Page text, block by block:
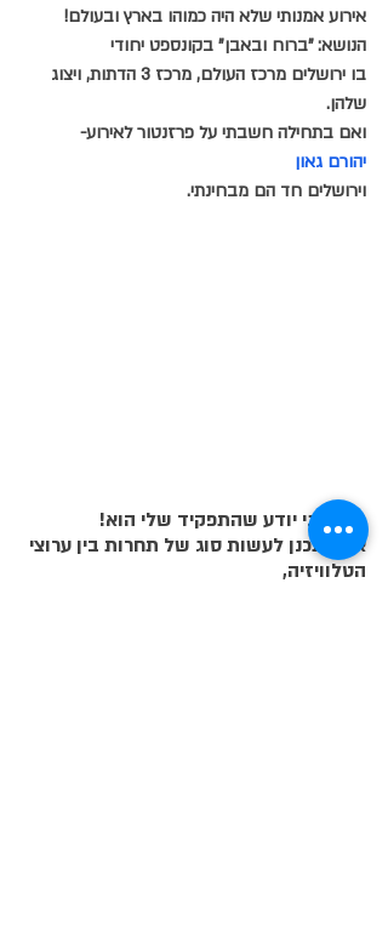
אירוע אמנותי שלא היה כמוהו בארץ ובעולם!
הנושא: "ברוח ובאבן" בקונספט יחודי
בו ירושלים מרכז העולם, מרכז 3 הדתות, ויצוג
שלהן.
ואם בתחילה חשבתי על פרזנטור לאירוע-
יהורם גאון
וירושלים חד הם מבחינתי.
היום אני יודע שהתפקיד שלי הוא!
אני מתכנן לעשות סוג של תחרות בין ערוצי
הטלוויזיה,